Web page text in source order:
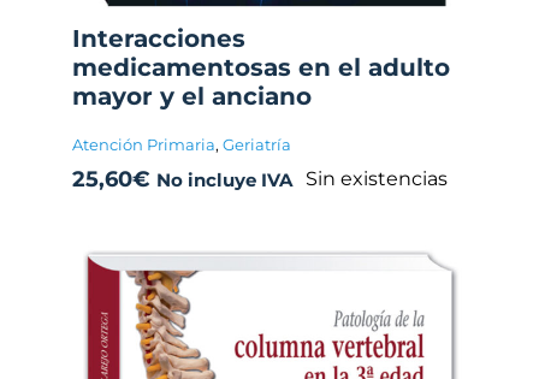
Interacciones
medicamentosas en el adulto
mayor y el anciano
Atención Primaria, Geriatría
25,60€ No incluye IVA Sin existencias